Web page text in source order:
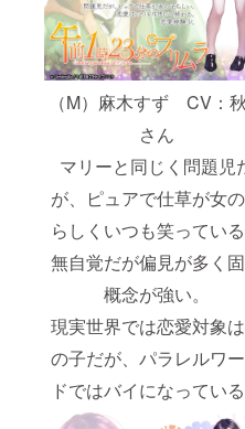
（M）麻木すず CV：
さん
マリーと同じく問題児
が、ピュアで仕草が女
らしくいつも笑っている
無自覚だが偏見が多く
概念が強い。
現実世界では恋愛対象
の子だが、パラレルワ
ドではバイになっている